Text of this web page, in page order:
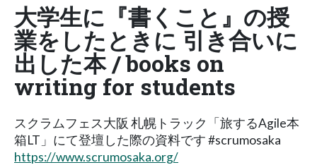
大学生に『書くこと』の授
業をしたときに 引き合いに
出した本 / books on
writing for students
スクラムフェス大阪 札幌トラック「旅するAgile本
箱LT」にて登壇した際の資料です #scrumosaka
https://www.scrumosaka.org/